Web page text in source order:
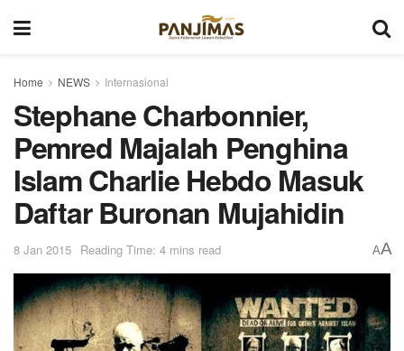
Home NEWS Internasional
Stephane Charbonnier,
Pemred Majalah Penghina
Islam Charlie Hebdo Masuk
Daftar Buronan Mujahidin
8 Jan 2015 Reading Time: 4 mins read AA